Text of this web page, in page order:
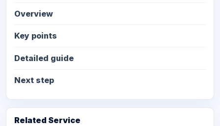
Overview
Key points
Detailed guide
Next step
Related Service